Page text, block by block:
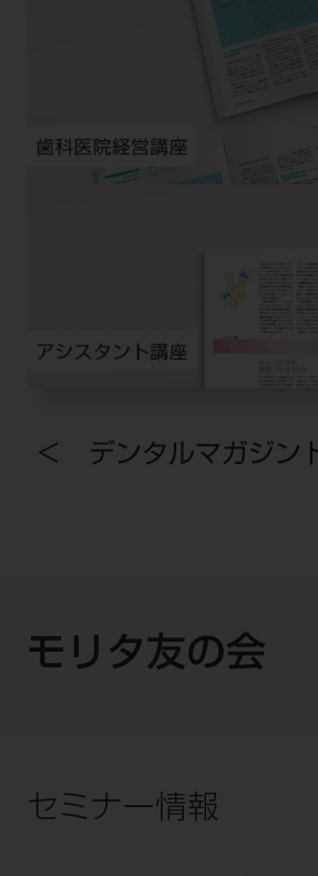
＜ デンタルマガジン
モリタ友の会
セミナー情報